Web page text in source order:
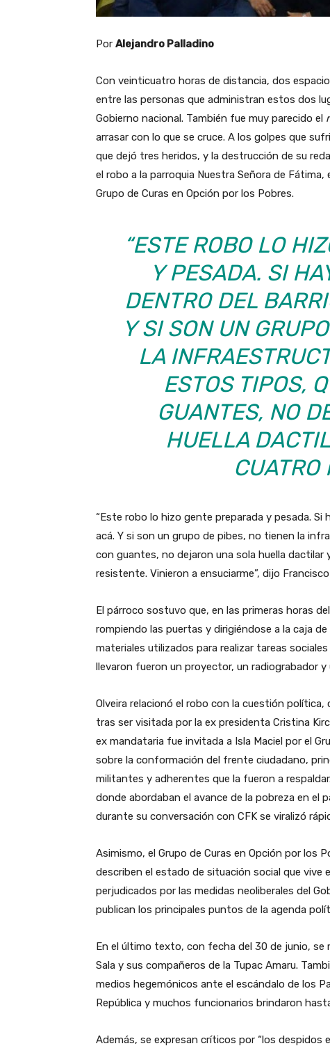
Por Alejandro Palladino
Con veinticuatro horas de distancia, dos
entre las personas que administran estos dos
Gobierno nacional. También fue muy parecido el
arrasar con lo que se cruce. A los golpes que
que dejó tres heridos, y la destrucción de su
el robo a la parroquia Nuestra Señora de
Grupo de Curas en Opción por los Pobres.
“ESTE ROBO LO
Y PESADA. SI
DENTRO DEL
Y SI SON UN
LA
ESTOS TIPOS,
GUANTES, NO
HUELLA
CUATRO
“Este robo lo hizo gente preparada y pesada.
acá. Y si son un grupo de pibes, no tienen la
con guantes, no dejaron una sola huella
resistente. Vinieron a ensuciarme”, dijo
El párroco sostuvo que, en las primeras horas
rompiendo las puertas y dirigiéndose a la caja
materiales utilizados para realizar tareas
llevaron fueron un proyector, un radiograbador y
Olveira relacionó el robo con la cuestión
tras ser visitada por la ex presidenta Cristina
ex mandataria fue invitada a Isla Maciel por el
sobre la conformación del frente ciudadano,
militantes y adherentes que la fueron a
donde abordaban el avance de la pobreza en el
durante su conversación con CFK se viralizó
Asimismo, el Grupo de Curas en Opción por los
describen el estado de situación social que vive
perjudicados por las medidas neoliberales del
publican los principales puntos de la agenda
En el último texto, con fecha del 30 de junio, se
Sala y sus compañeros de la Tupac Amaru.
medios hegemónicos ante el escándalo de los
República y muchos funcionarios brindaron
Además, se expresan críticos por “los